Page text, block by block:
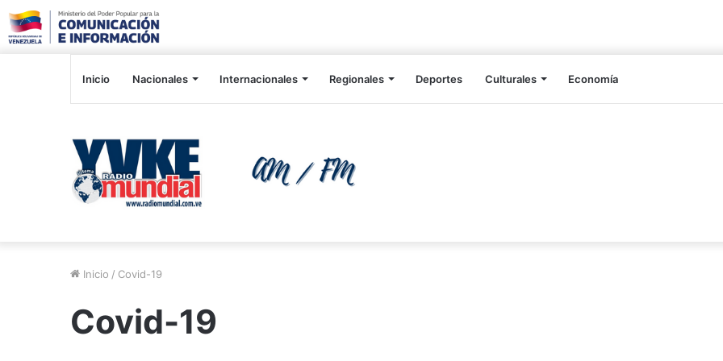
Inicio Nacionales Internacionales Regionales Deportes Culturales Economía
Inicio / Covid-19
Covid-19